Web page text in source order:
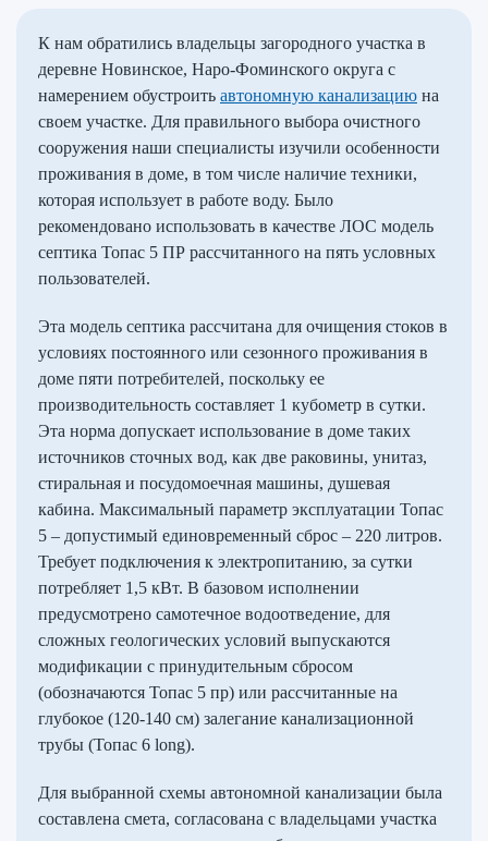
К нам обратились владельцы загородного участка в
деревне Новинское, Наро-Фоминского округа с
намерением обустроить автономную канализацию на
своем участке. Для правильного выбора очистного
сооружения наши специалисты изучили особенности
проживания в доме, в том числе наличие техники,
которая использует в работе воду. Было
рекомендовано использовать в качестве ЛОС модель
септика Топас 5 ПР рассчитанного на пять условных
пользователей.
Эта модель септика рассчитана для очищения стоков в
условиях постоянного или сезонного проживания в
доме пяти потребителей, поскольку ее
производительность составляет 1 кубометр в сутки.
Эта норма допускает использование в доме таких
источников сточных вод, как две раковины, унитаз,
стиральная и посудомоечная машины, душевая
кабина. Максимальный параметр эксплуатации Топас
5 – допустимый единовременный сброс – 220 литров.
Требует подключения к электропитанию, за сутки
потребляет 1,5 кВт. В базовом исполнении
предусмотрено самотечное водоотведение, для
сложных геологических условий выпускаются
модификации с принудительным сбросом
(обозначаются Топас 5 пр) или рассчитанные на
глубокое (120-140 см) залегание канализационной
трубы (Топас 6 long).
Для выбранной схемы автономной канализации была
составлена смета, согласована с владельцами участка